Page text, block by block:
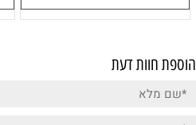
הוספת חוות דעת